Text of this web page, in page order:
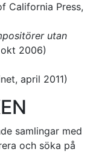
California Press,
utan
2006)
april 2011)
samlingar med
och söka på